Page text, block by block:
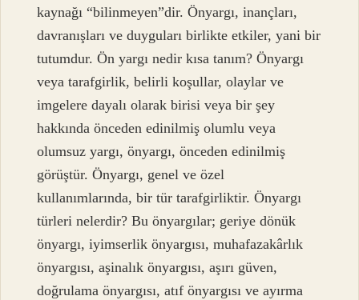
kaynağı “bilinmeyen”dir. Önyargı, inançları,
davranışları ve duyguları birlikte etkiler, yani bir
tutumdur. Ön yargı nedir kısa tanım? Önyargı
veya tarafgirlik, belirli koşullar, olaylar ve
imgelere dayalı olarak birisi veya bir şey
hakkında önceden edinilmiş olumlu veya
olumsuz yargı, önyargı, önceden edinilmiş
görüştür. Önyargı, genel ve özel
kullanımlarında, bir tür tarafgirliktir. Önyargı
türleri nelerdir? Bu önyargılar; geriye dönük
önyargı, iyimserlik önyargısı, muhafazakârlık
önyargısı, aşinalık önyargısı, aşırı güven,
doğrulama önyargısı, atıf önyargısı ve ayırma